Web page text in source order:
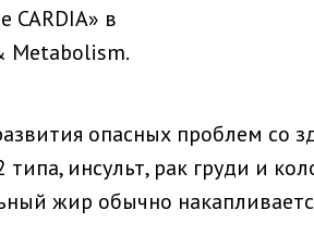
в
Metabolism.
опасных проблем со
инсульт, рак груди и
жир обычно